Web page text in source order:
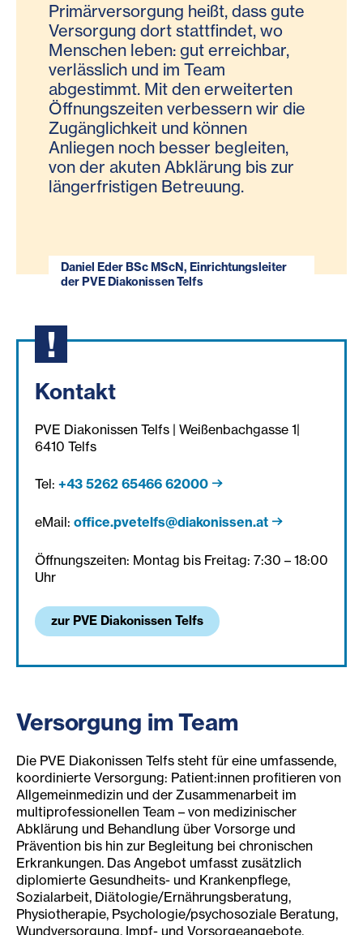
Primärversorgung heißt, dass gute
Versorgung dort stattfindet, wo
Menschen leben: gut erreichbar,
verlässlich und im Team
abgestimmt. Mit den erweiterten
Öffnungszeiten verbessern wir die
Zugänglichkeit und können
Anliegen noch besser begleiten,
von der akuten Abklärung bis zur
längerfristigen Betreuung.
Daniel Eder BSc MScN, Einrichtungsleiter
der PVE Diakonissen Telfs
Kontakt
PVE Diakonissen Telfs | Weißenbachgasse 1|
6410 Telfs
Tel: +43 5262 65466 62000
eMail: office.pvetelfs@diakonissen.at
Öffnungszeiten: Montag bis Freitag: 7:30 – 18:00
Uhr
zur PVE Diakonissen Telfs
Versorgung im Team
Die PVE Diakonissen Telfs steht für eine umfassende,
koordinierte Versorgung: Patient:innen profitieren von
Allgemeinmedizin und der Zusammenarbeit im
multiprofessionellen Team – von medizinischer
Abklärung und Behandlung über Vorsorge und
Prävention bis hin zur Begleitung bei chronischen
Erkrankungen. Das Angebot umfasst zusätzlich
diplomierte Gesundheits- und Krankenpflege,
Sozialarbeit, Diätologie/Ernährungsberatung,
Physiotherapie, Psychologie/psychosoziale Beratung,
Wundversorgung, Impf- und Vorsorgeangebote.